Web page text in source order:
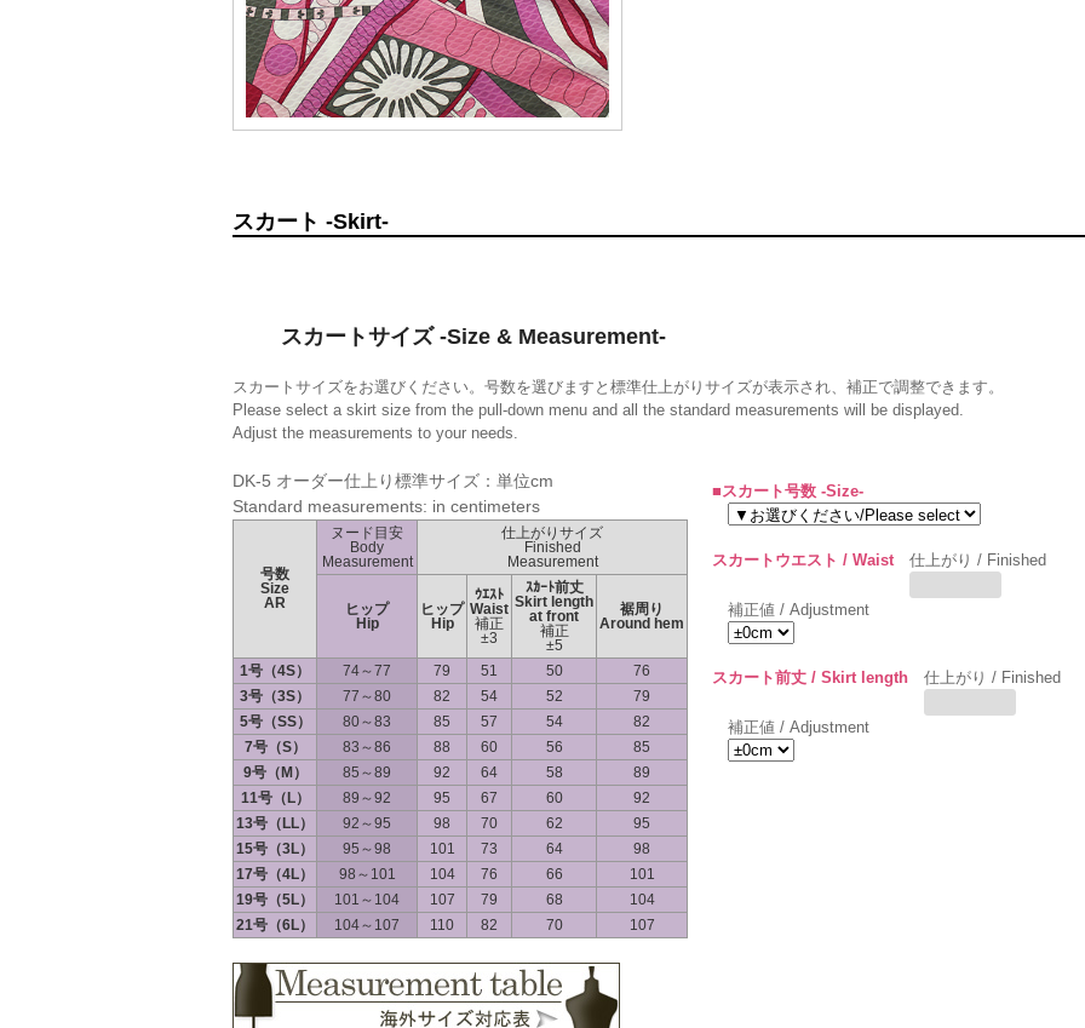
スカート -Skirt-
スカートサイズ -Size & Measurement-
スカートサイズをお選びください。号数を選びますと標準仕上がりサイズが表示され、補正で調整できます。
Please select a skirt size from the pull-down menu and all the standard measurements will be displayed.
Adjust the measurements to your needs.
DK-5 オーダー仕上り標準サイズ：単位cm
Standard measurements: in centimeters
号数
Size
AR
ヌード目安
Body
Measurement
仕上がりサイズ
Finished
Measurement
ヒップ
Hip
ヒップ
Hip
ｳｴｽﾄ
Waist
補正
±3
ｽｶｰﾄ前丈
Skirt length
at front
補正
±5
裾周り
Around hem
1号（4S） 74～77 79 51 50
76
3号（3S）
77～80 82 54 52
79
5号（SS）
80～83 85 57 54
82
7号（S）
83～86 88 60 56
85
9号（M）
85～89 92 64 58
89
11号（L）
89～92 95 67 60
92
13号（LL）
92～95 98 70 62
95
15号（3L）
95～98 101 73 64
98
17号（4L）
98～101 104 76 66
101
19号（5L）
101～104 107 79 68
104
21号（6L）
104～107 110 82 70 107
■スカート号数 -Size-
スカートウエスト / Waist 仕上がり / Finished
補正値 / Adjustment
スカート前丈 / Skirt length 仕上がり / Finished
補正値 / Adjustment